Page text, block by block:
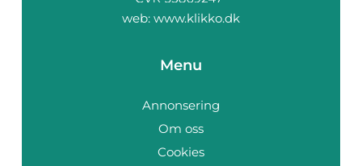
web: www.klikko.dk
Menu
Annonsering
Om oss
Cookies